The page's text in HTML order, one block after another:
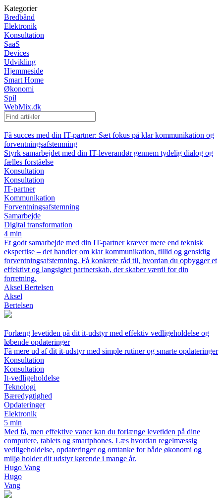
Kategorier
Bredbånd
Elektronik
Konsultation
SaaS
Devices
Udvikling
Hjemmeside
Smart Home
Økonomi
Spil
WebMix.dk
Få succes med din IT-partner: Sæt fokus på klar kommunikation og
forventningsafstemning
Styrk samarbejdet med din IT-leverandør gennem tydelig dialog og
fælles forståelse
Konsultation
Konsultation
IT-partner
Kommunikation
Forventningsafstemning
Samarbejde
Digital transformation
4 min
Et godt samarbejde med din IT-partner kræver mere end teknisk
ekspertise – det handler om klar kommunikation, tillid og gensidig
forventningsafstemning. Få konkrete råd til, hvordan du opbygger et
effektivt og langsigtet partnerskab, der skaber værdi for din
forretning.
Aksel Bertelsen
Aksel
Bertelsen
Forlæng levetiden på dit it-udstyr med effektiv vedligeholdelse og
løbende opdateringer
Få mere ud af dit it-udstyr med simple rutiner og smarte opdateringer
Konsultation
Konsultation
It-vedligeholdelse
Teknologi
Bæredygtighed
Opdateringer
Elektronik
5 min
Med få, men effektive vaner kan du forlænge levetiden på dine
computere, tablets og smartphones. Læs hvordan regelmæssig
vedligeholdelse, opdateringer og omtanke for både økonomi og
miljø holder dit udstyr kørende i mange år.
Hugo Vang
Hugo
Vang